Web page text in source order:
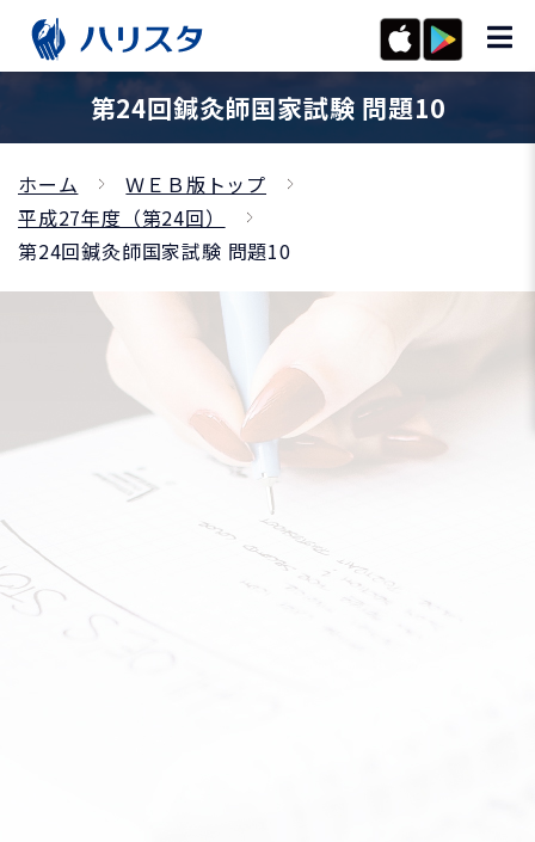
第24回鍼灸師国家試験 問題10
ホーム
ＷＥＢ版トップ
平成27年度（第24回）
第24回鍼灸師国家試験 問題10